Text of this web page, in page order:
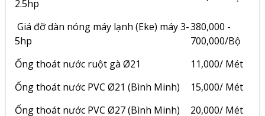
2.5hp
Giá đỡ dàn nóng máy lạnh (Eke) máy 3-
5hp
380,000 -
700,000/Bộ
Ống thoát nước ruột gà Ø21
11,000/ Mét
Ống thoát nước PVC Ø21 (Bình Minh)
15,000/ Mét
Ống thoát nước PVC Ø27 (Bình Minh)
20,000/ Mét